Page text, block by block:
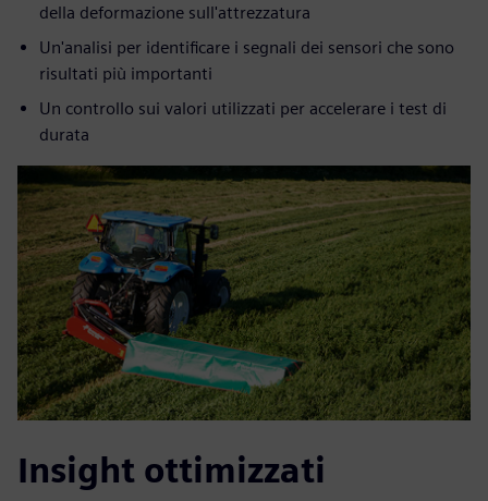
della deformazione sull'attrezzatura
Un'analisi per identificare i segnali dei sensori che sono
risultati più importanti
Un controllo sui valori utilizzati per accelerare i test di
durata
Insight ottimizzati